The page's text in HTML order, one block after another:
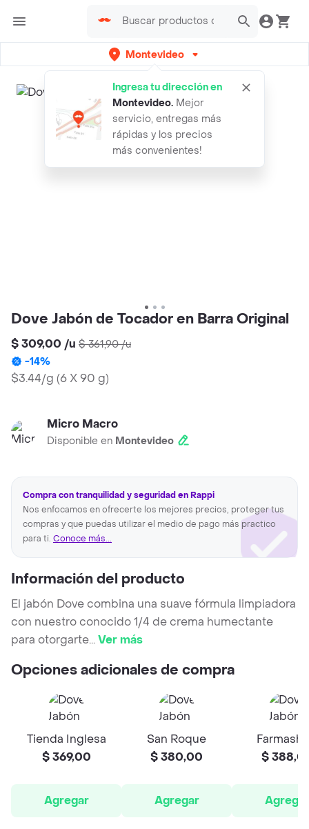
Montevideo
Ingresa tu dirección en
Montevideo. Mejor
servicio, entregas más
rápidas y los precios
más convenientes!
Dove Jabón de Tocador en Barra Original
$ 309,00 /u $ 361,90/u
-14%
$3.44/g (6 X 90 g)
Micro Macro
Disponible en Montevideo
Compra con tranquilidad y seguridad en Rappi
Nos enfocamos en ofrecerte los mejores precios, proteger tus
compras y que puedas utilizar el medio de pago más practico
para ti. Conoce más...
Información del producto
El jabón Dove combina una suave fórmula limpiadora
con nuestro conocido 1/4 de crema humectante
para otorgarte...Ver más
Opciones adicionales de compra
Tienda Inglesa
$ 369,00
Agregar
San Roque
$ 380,00
Agregar
$
Agregar